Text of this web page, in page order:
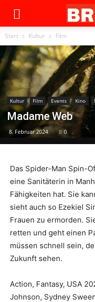
Start Kultur Film
Kultur Film Events Kino
Madame Web
8. Februar 2024 0
Das Spider-Man Spin-
eine Sanitäterin in
Fähigkeiten hat. Sie
sieht auch so Ezekiel
Frauen zu ermorden.
retten und geht einen
müssen schnell sein,
Zukunft sehen.
Action, Fantasy, USA
Johnson, Sydney